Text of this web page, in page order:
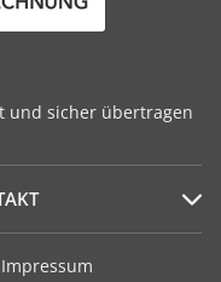
und sicher übertragen
Impressum